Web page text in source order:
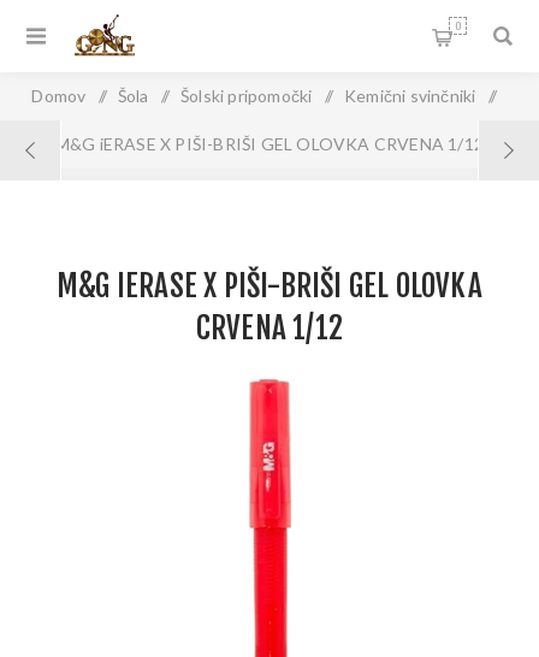
0
Domov / Šola / Šolski pripomočki / Kemični svinčniki /
M&G iERASE X PIŠI-BRIŠI GEL OLOVKA CRVENA 1/12
M&G IERASE X PIŠI-BRIŠI GEL OLOVKA
CRVENA 1/12